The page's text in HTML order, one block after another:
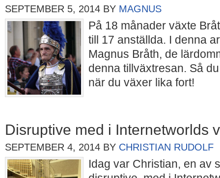
SEPTEMBER 5, 2014 BY MAGNUS
På 18 månader växte
till 17 anställda. I denna
Magnus Bråth, de
denna tillväxtresan. Så
när du växer lika fort!
Disruptive med i Internetworlds
SEPTEMBER 4, 2014 BY CHRISTIAN RUDOLF
Idag var Christian, en av